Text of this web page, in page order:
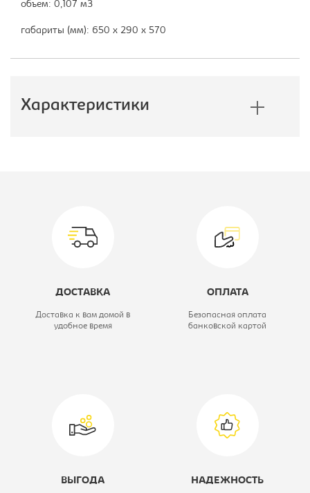
объем: 0,107 м3
габариты (мм): 650 х 290 х 570
Характеристики
каркас-черный
Кресло
ДОСТАВКА
Доставка к вам домой в
удобное время
ОПЛАТА
Безопасная оплата
банковской картой
ВЫГОДА НАДЕЖНОСТЬ